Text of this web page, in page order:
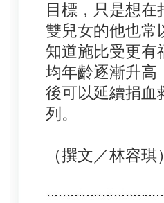
目標，只是想
雙兒女的他也常
知道施比受更有
均年齡逐漸升高
後可以延續捐血
列。
（撰文／林容琪